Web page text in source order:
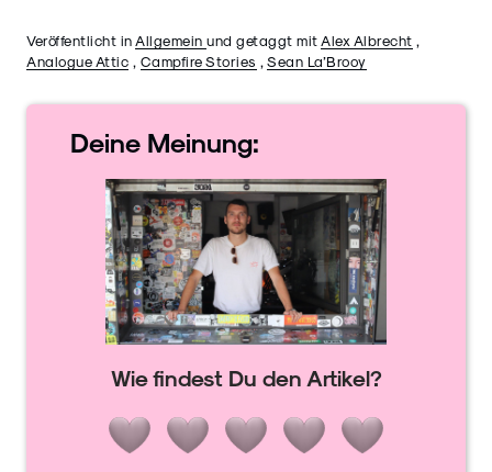
Veröffentlicht in Allgemein und getaggt mit Alex Albrecht
Analogue Attic
Campfire Stories Sean La’Brooy
Deine Meinung:
Wie findest Du den Artikel?